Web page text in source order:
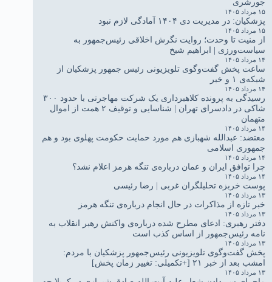
جورشری
۱۵ مرداد ۱۴۰۵
پزشکیان: در مدیریت دی ۱۴۰۴ آمادگی لازم نبود
۱۵ مرداد ۱۴۰۵
از منیت تا وحدت؛ روایت نگرش اخلاقی رئیس‌جمهور به
سیاست‌ورزی | ابراهیم شیخ
۱۴ مرداد ۱۴۰۵
ساعت پخش گفت‌وگوی تلویزیونی رئیس جمهور پزشکیان از
شبکه‌ی ۱ و خبر
۱۴ مرداد ۱۴۰۵
رسیدگی به پرونده کلاهبرداری یک شرکت مهاجرتی با حدود ۳۰۰
شاکی در دادسرای تهران | شناسایی و توقیف ۲ همت از اموال
متهمان
۱۴ مرداد ۱۴۰۵
معتضد: عبدالله شهبازی هم مورد حمایت حکومت پهلوی بود و هم
جمهوری اسلامی
۱۴ مرداد ۱۴۰۵
چرا توافق ایران و عمان درباره‌ی تنگه هرمز اعلام نشد؟
۱۴ مرداد ۱۴۰۵
پوست خربزه تحلیلگران غربی | رضا رئیسی
۱۳ مرداد ۱۴۰۵
خبر تازه از مذاکرات در حال انجام درباره‌ی تنگه هرمز
۱۳ مرداد ۱۴۰۵
دفتر رهبری: ادعای مطرح شده درباره‌ی واکنش رهبر انقلاب به
نامه رئیس‌جمهور از اساس کذب است
۱۳ مرداد ۱۴۰۵
پخش گفت‌وگوی تلویزیونی رئیس‌جمهور پزشکیان با مردم:
امشب بعد از خبر ۲۱ [+تکمیلی: تغییر زمان پخش]
۱۳ مرداد ۱۴۰۵